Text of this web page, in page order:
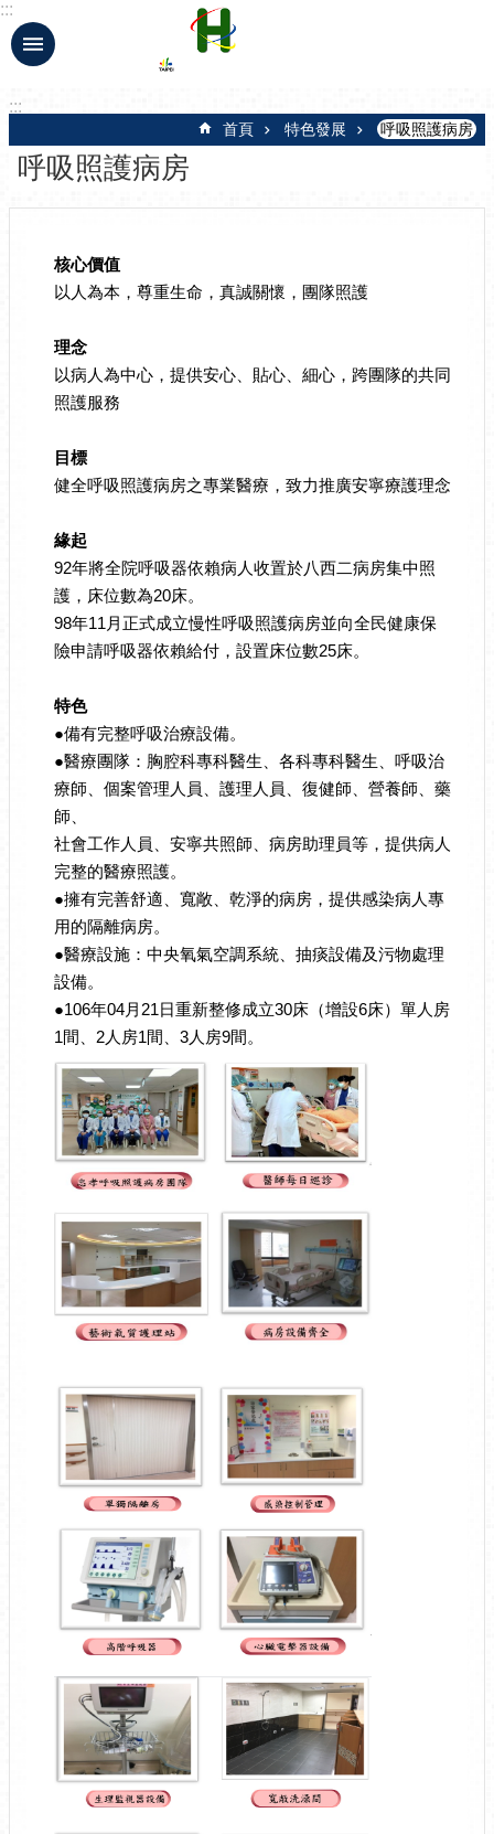
跳到主要內容區塊
:::
:::
首頁 特色發展 呼吸照護病房
呼吸照護病房
核心價值
以人為本，尊重生命，真誠關懷，團隊照護
理念
以病人為中心，提供安心、貼心、細心，跨團隊的共同
照護服務
目標
健全呼吸照護病房之專業醫療，致力推廣安寧療護理念
緣起
92年將全院呼吸器依賴病人收置於八西二病房集中照
護，床位數為20床。
98年11月正式成立慢性呼吸照護病房並向全民健康保
險申請呼吸器依賴給付，設置床位數25床。
特色
●備有完整呼吸治療設備。
●醫療團隊：胸腔科專科醫生、各科專科醫生、呼吸治
療師、個案管理人員、護理人員、復健師、營養師、藥
師、
社會工作人員、安寧共照師、病房助理員等，提供病人
完整的醫療照護。
●擁有完善舒適、寬敞、乾淨的病房，提供感染病人專
用的隔離病房。
●醫療設施：中央氧氣空調系統、抽痰設備及污物處理
設備。
●106年04月21日重新整修成立30床（增設6床）單人房
1間、2人房1間、3人房9間。